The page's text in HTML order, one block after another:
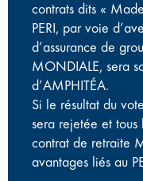
contrats dits «
PERI, par voie
d’assurance de
MONDIALE, sera
d’AMPHITÉA.
Si le résultat du
sera rejetée et tous
contrat de retraite
avantages liés au